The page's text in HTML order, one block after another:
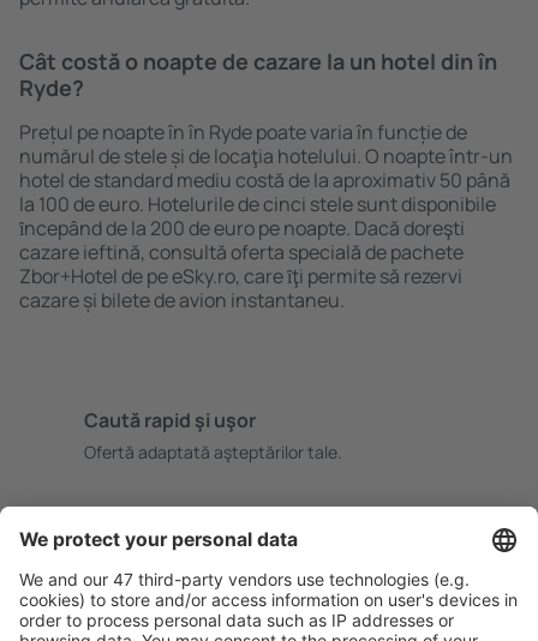
Cât costă o noapte de cazare la un hotel din în
Ryde?
Prețul pe noapte în în Ryde poate varia în funcție de
numărul de stele și de locaţia hotelului. O noapte într-un
hotel de standard mediu costă de la aproximativ 50 până
la 100 de euro. Hotelurile de cinci stele sunt disponibile
ȋncepând de la 200 de euro pe noapte. Dacă doreşti
cazare ieftină, consultă oferta specială de pachete
Zbor+Hotel de pe eSky.ro, care ȋţi permite să rezervi
cazare și bilete de avion instantaneu.
Caută rapid şi uşor
Ofertă adaptată aşteptărilor tale.
Rezervare fără griji cu opțiune gratuită de anulare.
Economiseşte mai mult